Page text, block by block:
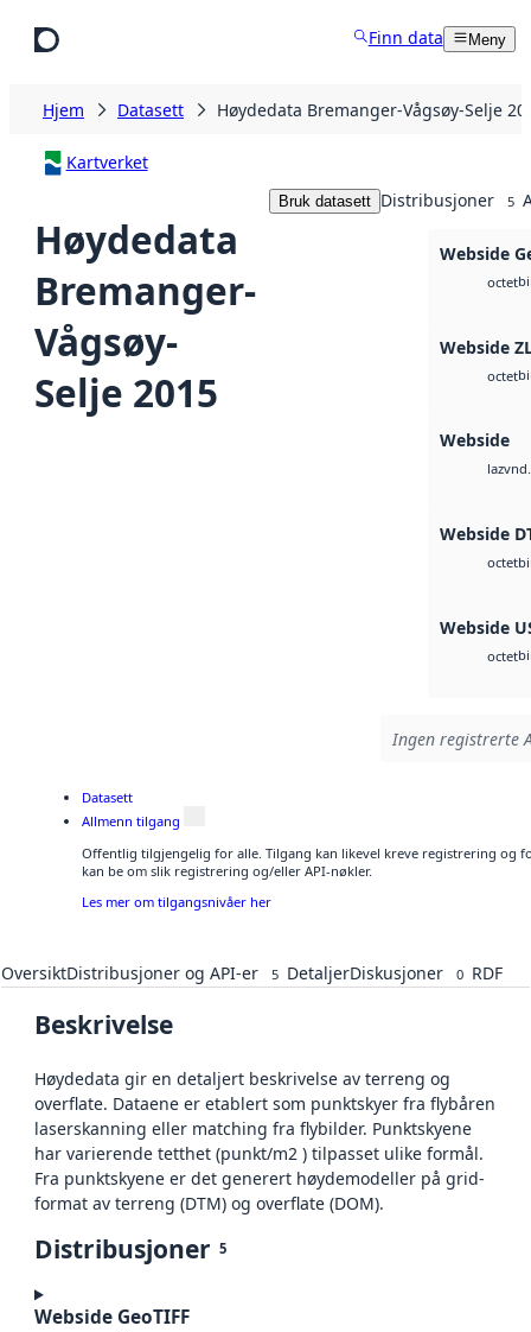
Finn data Meny
Hjem Datasett Høydedata Bremanger-Vågsøy-Selje
Kartverket
Høydedata
Bremanger-
Vågsøy-
Selje 2015
Bruk datasett Distribusjoner 5
Webside
octet
Webside
octet
Webside
laz
Webside
octet
Webside
octet
Ingen registrerte
Datasett
Allmenn tilgang
Offentlig tilgjengelig for alle. Tilgang kan likevel kreve registrering og
kan be om slik registrering og/eller API-nøkler.
Les mer om tilgangsnivåer her
OversiktDistribusjoner og API-er 5 DetaljerDiskusjoner 0 RDF
Beskrivelse
Høydedata gir en detaljert beskrivelse av terreng og
overflate. Dataene er etablert som punktskyer fra flybåren
laserskanning eller matching fra flybilder. Punktskyene
har varierende tetthet (punkt/m2 ) tilpasset ulike formål.
Fra punktskyene er det generert høydemodeller på grid-
format av terreng (DTM) og overflate (DOM).
Distribusjoner 5
Webside GeoTIFF